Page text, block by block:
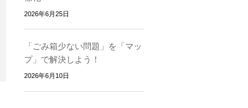
2026年6月25日
「ごみ箱少ない問題」を「マッ
プ」で解決しよう！
2026年6月10日